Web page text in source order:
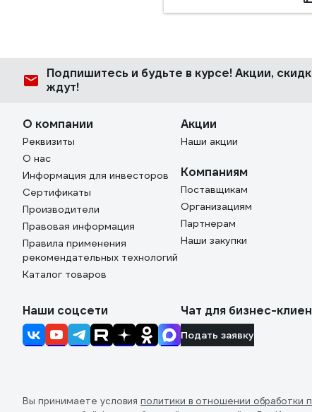
Подпишитесь и будьте в курсе! Акции,
ждут!
О компании
Реквизиты
О нас
Информация для инвесторов
Сертификаты
Производители
Правовая информация
Правила применения
рекомендательных технологий
Каталог товаров
Акции
Наши акции
Компаниям
Поставщикам
Организациям
Партнерам
Наши закупки
Наши соцсети Чат для бизнес-
Подать заявку
Вы принимаете условия политики в отношении обработки